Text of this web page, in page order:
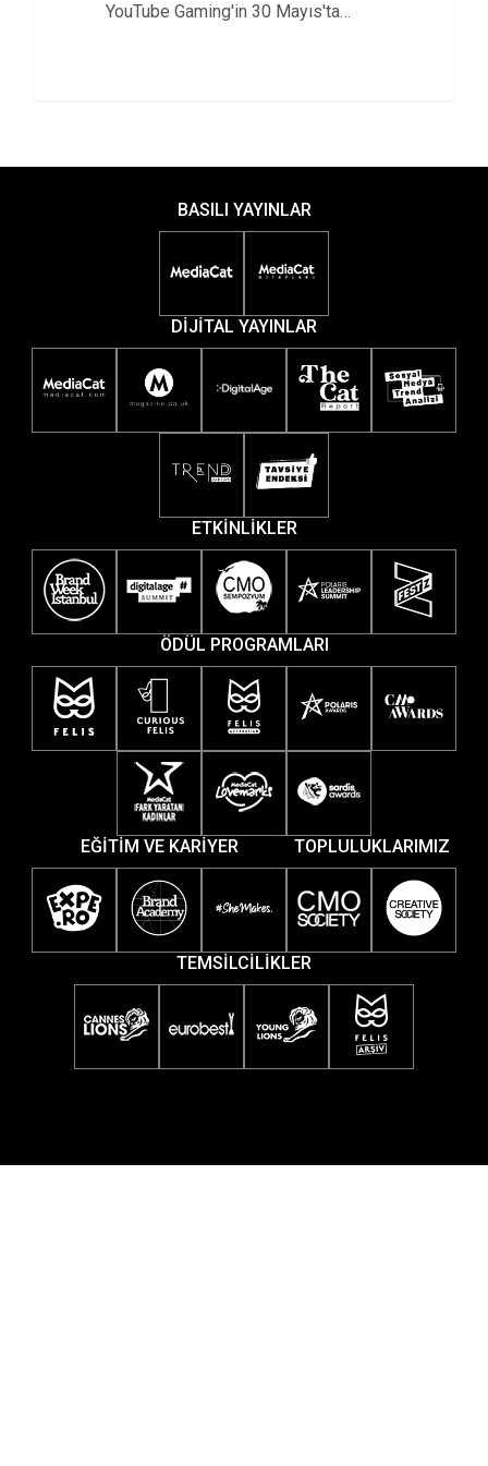
YouTube Gaming'in 30 Mayıs'ta
BASILI YAYINLAR
DİJİTAL YAYINLAR
ETKİNLİKLER
ÖDÜL PROGRAMLARI
EĞİTİM VE KARİYER TOPLULUKLARIMIZ
TEMSİLCİLİKLER